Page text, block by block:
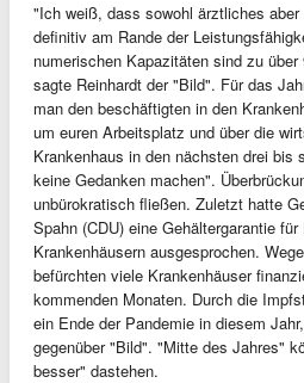
"Ich weiß, dass sowohl ärztliches
definitiv am Rande der
numerischen Kapazitäten sind zu
sagte Reinhardt der "Bild". Für das
man den beschäftigten in den
um euren Arbeitsplatz und über die
Krankenhaus in den nächsten drei bis
keine Gedanken machen".
unbürokratisch fließen. Zuletzt hatte
Spahn (CDU) eine Gehältergarantie
Krankenhäusern ausgesprochen.
befürchten viele Krankenhäuser
kommenden Monaten. Durch die
ein Ende der Pandemie in diesem
gegenüber "Bild". "Mitte des Jahres"
besser" dastehen.